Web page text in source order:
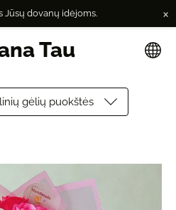
Jūsų dovanų idėjoms. ×
Tau
gėlių puokštės